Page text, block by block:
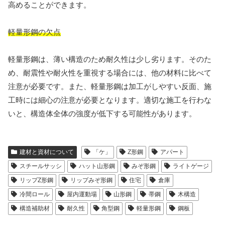
高めることができます。
軽量形鋼の欠点
軽量形鋼は、薄い構造のため耐久性は少し劣ります。そのた
め、耐震性や耐火性を重視する場合には、他の材料に比べて
注意が必要です。また、軽量形鋼は加工がしやすい反面、施
工時には細心の注意が必要となります。適切な施工を行わな
いと、構造体全体の強度が低下する可能性があります。
建材と資材について 「ケ」 Z形鋼
アパート
スチールサッシ
ハット山形鋼 みぞ形鋼
ライトゲージ
リップZ形鋼
リップみぞ形鋼 住宅
倉庫
冷間ロール
屋内運動場 山形鋼 帯鋼
木構造
構造補助材
耐久性 角型鋼 軽量形鋼 鋼板